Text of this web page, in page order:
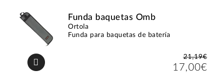
Funda baquetas Omb
Ortola
Funda para baquetas de batería
21,19€
17,00€